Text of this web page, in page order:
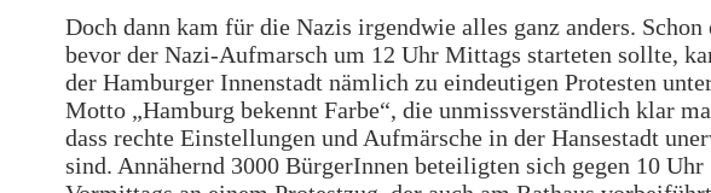
Doch dann kam für die Nazis irgendwie alles ganz anders.
bevor der Nazi-Aufmarsch um 12 Uhr Mittags starteten sollte,
der Hamburger Innenstadt nämlich zu eindeutigen Protesten
Motto „Hamburg bekennt Farbe“, die unmissverständlich klar
dass rechte Einstellungen und Aufmärsche in der Hansestadt
sind. Annähernd 3000 BürgerInnen beteiligten sich gegen 10 Uhr